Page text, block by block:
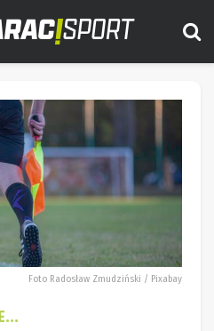
Foto Radosław Zmudziński / Pixabay